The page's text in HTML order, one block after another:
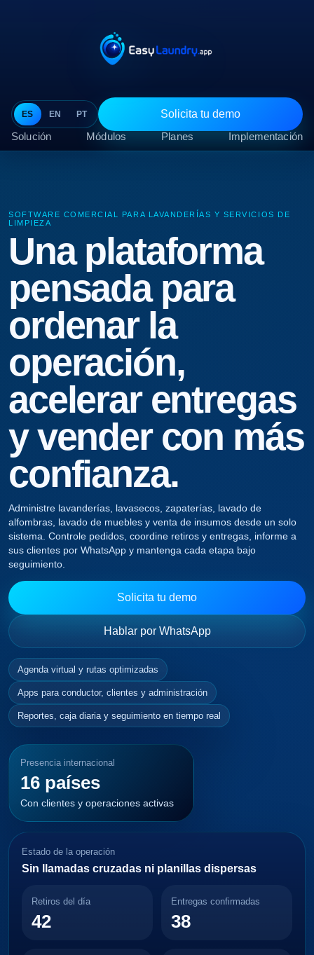
Solución Módulos Planes Implementación
ES EN PT Solicita tu demo
SOFTWARE COMERCIAL PARA LAVANDERÍAS Y SERVICIOS DE
LIMPIEZA
Una plataforma
pensada para
ordenar la
operación,
acelerar entregas
y vender con más
confianza.
Administre lavanderías, lavasecos, zapaterías, lavado de
alfombras, lavado de muebles y venta de insumos desde un solo
sistema. Controle pedidos, coordine retiros y entregas, informe a
sus clientes por WhatsApp y mantenga cada etapa bajo
seguimiento.
Solicita tu demo
Hablar por WhatsApp
Agenda virtual y rutas optimizadas
Apps para conductor, clientes y administración
Reportes, caja diaria y seguimiento en tiempo real
Presencia internacional
16 países
Con clientes y operaciones activas
Estado de la operación
Sin llamadas cruzadas ni planillas dispersas
Retiros del día
42
Entregas confirmadas
38